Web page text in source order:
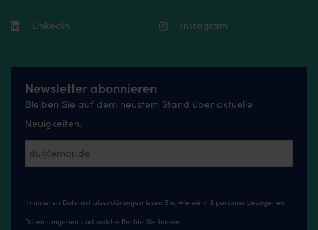
Linkedin Instagram
Newsletter abonnieren
Bleiben Sie auf dem neustem Stand über aktuelle
Neuigkeiten.
In unseren Datenschutzerklärungen lesen Sie, wie wir mit personenbezogenen
Daten umgehen und welche Rechte Sie haben.